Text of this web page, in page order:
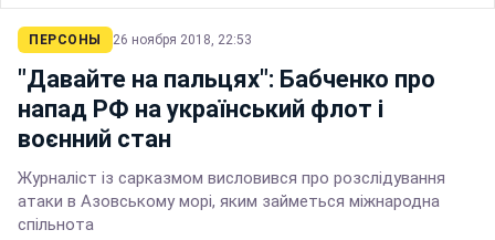
ПЕРСОНЫ 26 ноября 2018, 22:53
"Давайте на пальцях": Бабченко про
напад РФ на український флот і
воєнний стан
Журналіст із сарказмом висловився про розслідування
атаки в Азовському морі, яким займеться міжнародна
спільнота